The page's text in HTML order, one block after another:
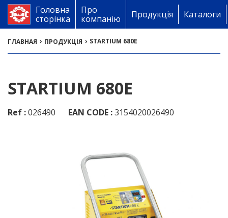
Головна
сторінка
Про
компанію
Продукція Каталоги
ГЛАВНАЯ › ПРОДУКЦІЯ › STARTIUM 680E
STARTIUM 680E
Ref :026490 EAN CODE :3154020026490